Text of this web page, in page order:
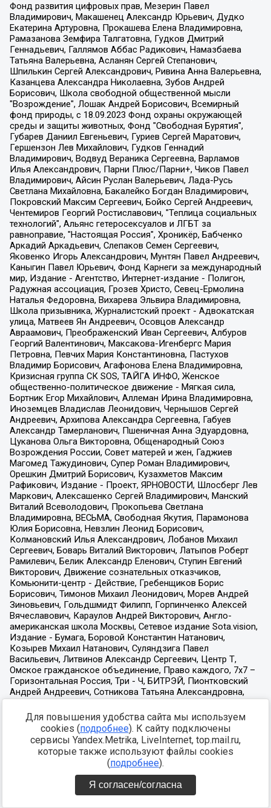
Для повышения удобства сайта мы используем
cookies (подробнее). К сайту подключены
сервисы Yandex.Metrika, LiveInternet, top.mail.ru,
которые также используют файлы cookies
(подробнее).
Я согласен/согласна